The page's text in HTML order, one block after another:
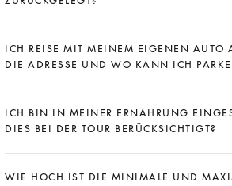
ICH REISE MIT MEINEM EIGENEN AUTO
DIE ADRESSE UND WO KANN ICH
ICH BIN IN MEINER ERNÄHRUNG
DIES BEI DER TOUR BERÜCKSICHTIGT?
WIE HOCH IST DIE MINIMALE UND